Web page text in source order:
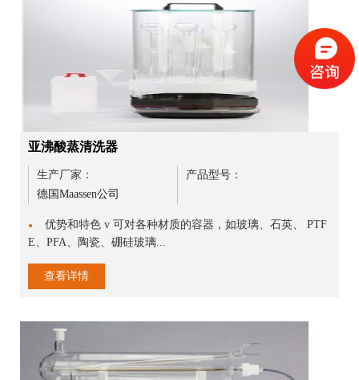
亚沸酸蒸清洗器
生产厂家：
德国Maassen公司
产品型号：
●
优势和特色 v 可对各种材质的容器，如玻璃、石英、 PTF
E、PFA、陶瓷、硼硅玻璃...
查看详情